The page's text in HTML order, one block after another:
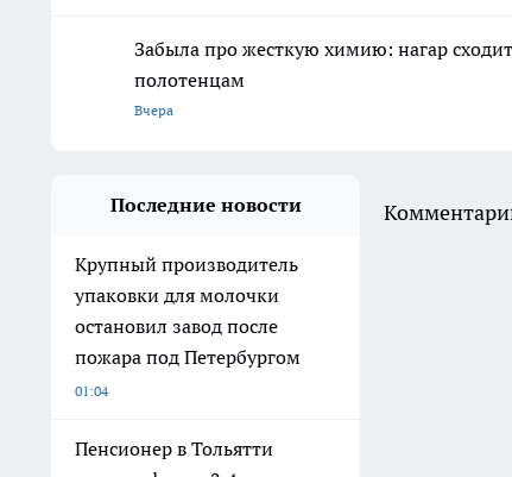
Забыла про жесткую химию: нагар
полотенцам
Вчера
Последние новости
Крупный производитель
упаковки для молочки
остановил завод после
пожара под Петербургом
01:04
Пенсионер в Тольятти